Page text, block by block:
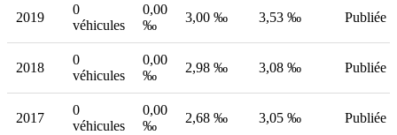
2019
0
véhicules
0,00
‰
3,00 ‰ 3,53 ‰ Publiée
2018
0
véhicules
0,00
‰
2,98 ‰ 3,08 ‰ Publiée
2017
0
véhicules
0,00
‰
2,68 ‰ 3,05 ‰ Publiée